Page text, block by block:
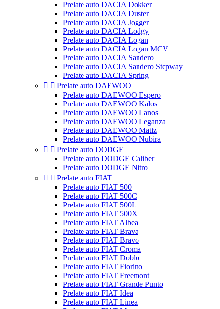
Prelate auto DACIA Dokker
Prelate auto DACIA Duster
Prelate auto DACIA Jogger
Prelate auto DACIA Lodgy
Prelate auto DACIA Logan
Prelate auto DACIA Logan MCV
Prelate auto DACIA Sandero
Prelate auto DACIA Sandero Stepway
Prelate auto DACIA Spring
  Prelate auto DAEWOO
Prelate auto DAEWOO Espero
Prelate auto DAEWOO Kalos
Prelate auto DAEWOO Lanos
Prelate auto DAEWOO Leganza
Prelate auto DAEWOO Matiz
Prelate auto DAEWOO Nubira
  Prelate auto DODGE
Prelate auto DODGE Caliber
Prelate auto DODGE Nitro
  Prelate auto FIAT
Prelate auto FIAT 500
Prelate auto FIAT 500C
Prelate auto FIAT 500L
Prelate auto FIAT 500X
Prelate auto FIAT Albea
Prelate auto FIAT Brava
Prelate auto FIAT Bravo
Prelate auto FIAT Croma
Prelate auto FIAT Doblo
Prelate auto FIAT Fiorino
Prelate auto FIAT Freemont
Prelate auto FIAT Grande Punto
Prelate auto FIAT Idea
Prelate auto FIAT Linea